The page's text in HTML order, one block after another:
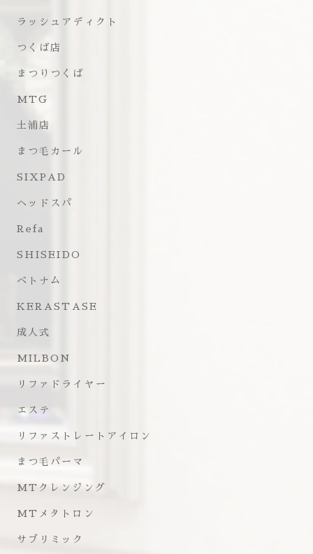
ラッシュアディクト
つくば店
まつりつくば
MTG
土浦店
まつ毛カール
SIXPAD
ヘッドスパ
Refa
SHISEIDO
ベトナム
KERASTASE
成人式
MILBON
リファドライヤー
エステ
リファストレートアイロン
まつ毛パーマ
MTクレンジング
MTメタトロン
サブリミック